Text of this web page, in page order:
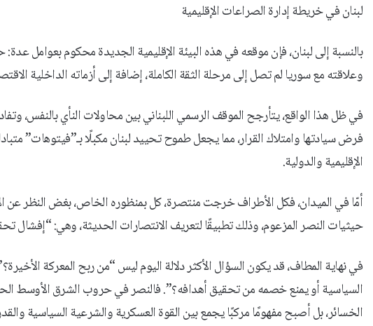
لبنان في خريطة إدارة الصراعات الإقليمية
بالنسبة إلى لبنان، فإن موقعه في هذه البيئة الإقليمية الجديدة محكوم بعوامل
وعلاقته مع سوريا لم تصل إلى مرحلة الثقة الكاملة، إضافة إلى أزماته الداخلية
في ظل هذا الواقع، يتأرجح الموقف الرسمي اللبناني بين محاولات النأي بالنفس،
فرض سيادتها وامتلاك القرار، مما يجعل طموح تحييد لبنان مكبلًا بـ”فيتوهات”
الإقليمية والدولية.
أمّا في الميدان، فكل الأطراف خرجت منتصرة، كل بمنظوره الخاص، بغض النظر عن
حيثيات النصر المزعوم، وذلك تطبيقًا لتعريف الانتصارات الحديثة، وهي: “إفشال
في نهاية المطاف، قد يكون السؤال الأكثر دلالة اليوم ليس “من ربح المعركة
السياسية أو يمنع خصمه من تحقيق أهدافه؟”. فالنصر في حروب الشرق الأوسط
الخسائر، بل أصبح مفهومًا مركبًا يجمع بين القوة العسكرية والشرعية السياسية